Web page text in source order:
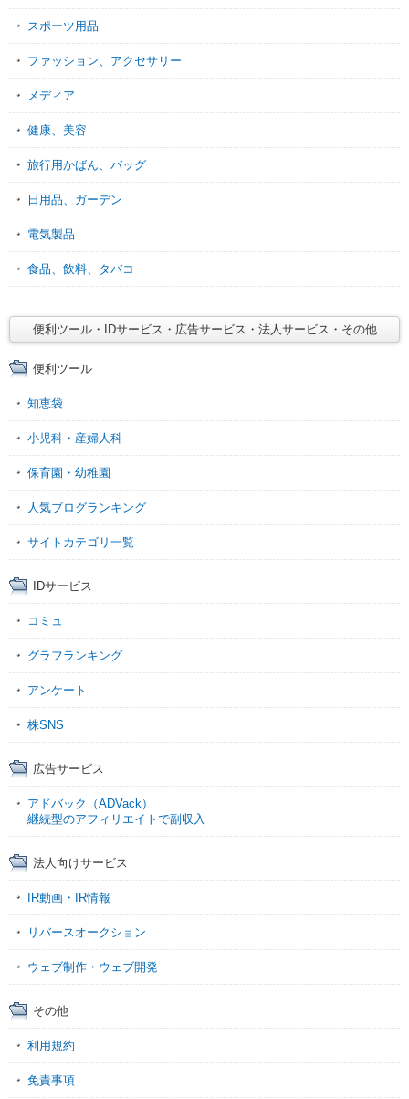
スポーツ用品
ファッション、アクセサリー
メディア
健康、美容
旅行用かばん、バッグ
日用品、ガーデン
電気製品
食品、飲料、タバコ
便利ツール・IDサービス・広告サービス・法人サービス・その他
便利ツール
知恵袋
小児科・産婦人科
保育園・幼稚園
人気ブログランキング
サイトカテゴリ一覧
IDサービス
コミュ
グラフランキング
アンケート
株SNS
広告サービス
アドバック（ADVack）
継続型のアフィリエイトで副収入
法人向けサービス
IR動画・IR情報
リバースオークション
ウェブ制作・ウェブ開発
その他
利用規約
免責事項